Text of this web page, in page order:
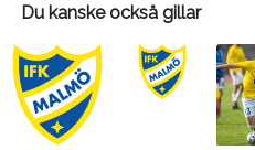
Du kanske också gillar